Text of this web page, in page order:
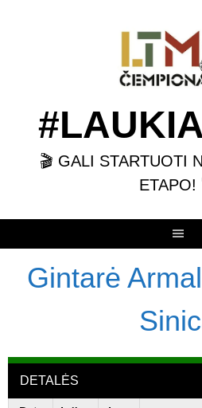
🎬 GALI STARTUOTI
ETAPO!
Gintarė
DETALĖS